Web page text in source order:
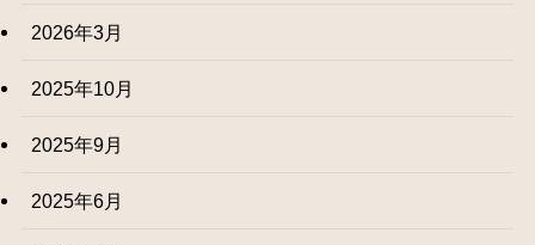
2026年3月
2025年10月
2025年9月
2025年6月